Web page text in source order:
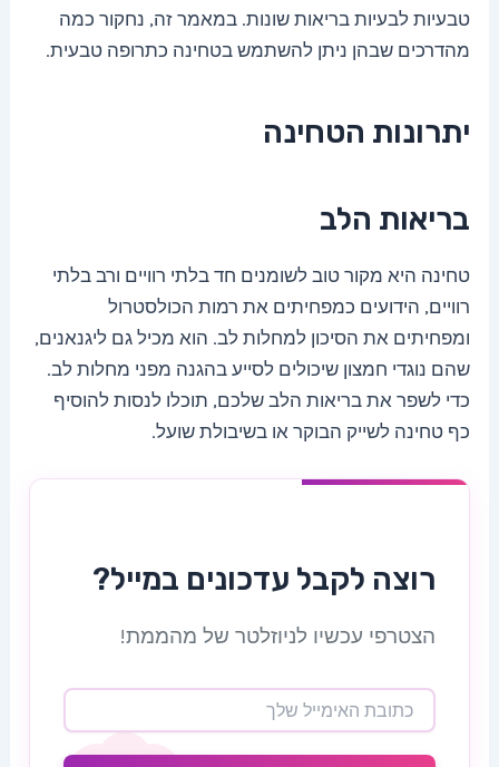
טבעיות לבעיות בריאות שונות. במאמר זה, נחקור כמה
מהדרכים שבהן ניתן להשתמש בטחינה כתרופה טבעית.
יתרונות הטחינה
בריאות הלב
טחינה היא מקור טוב לשומנים חד בלתי רוויים ורב בלתי
רוויים, הידועים כמפחיתים את רמות הכולסטרול
ומפחיתים את הסיכון למחלות לב. הוא מכיל גם ליגנאנים,
שהם נוגדי חמצון שיכולים לסייע בהגנה מפני מחלות לב.
כדי לשפר את בריאות הלב שלכם, תוכלו לנסות להוסיף
כף טחינה לשייק הבוקר או בשיבולת שועל.
רוצה לקבל עדכונים במייל?
הצטרפי עכשיו לניוזלטר של מהממת!